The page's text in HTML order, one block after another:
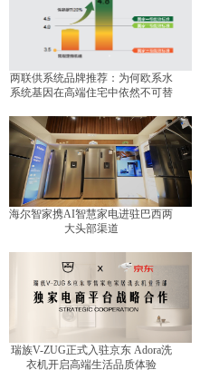
两联供系统品牌推荐：为何欧系水
系统基因在高端住宅中依然不可替
海尔智家携AI智慧家电进驻巴西两
大头部渠道
瑞族V-ZUG正式入驻京东 Adora洗
衣机开启高端生活品质体验